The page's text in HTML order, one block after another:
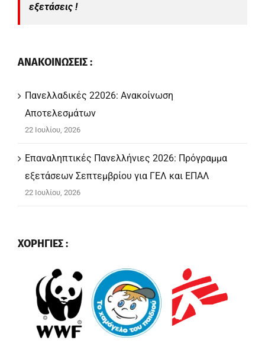
εξετάσεις !
ΑΝΑΚΟΙΝΩΣΕΙΣ :
Πανελλαδικές 22026: Ανακοίνωση
Αποτελεσμάτων
22 Ιουλίου, 2026
Επαναληπτικές Πανελλήνιες 2026: Πρόγραμμα
εξετάσεων Σεπτεμβρίου για ΓΕΛ και ΕΠΑΛ
22 Ιουλίου, 2026
ΧΟΡΗΓΙΕΣ :